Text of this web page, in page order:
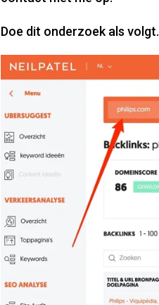
Doe dit onderzoek als